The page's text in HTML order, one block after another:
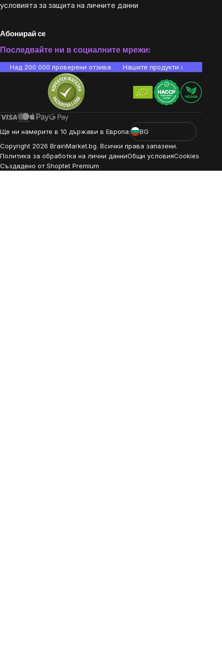
условията за защита на личните данни
Абонирай се
Последвайте ни в социалните мрежи:
Над 200 000 проверени отзива Нашите продукти са
Ще ни намерите в 10 държави в Европа:
BG
Copyright 2026 BrainMarket.bg. Всички права запазени.
Политика за обработка на лични данниОбщи условияCookies
Създадено от Shoptet Premium